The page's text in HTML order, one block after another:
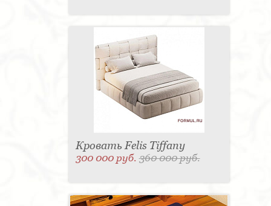
Кровать Felis Tiffany
300 000 руб.360 000 руб.